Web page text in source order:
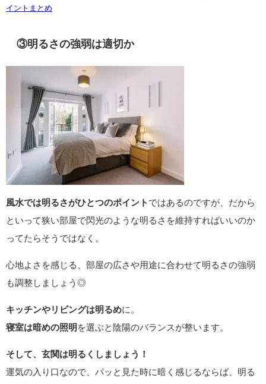
イントまとめ
③明るさの強弱は適切か
風水では明るさがひとつのポイント ではあるのですが、だから
といって狭い部屋で閃光のような明るさを維持すればいいのか
ってたらそうではなく。
心地よさを感じる、部屋の広さや用途に合わせて明るさの強弱
も調整しましょう◎
キッチンやリビングは明るめに。
寝室は暗めの照明 を選ぶと陰陽のバランスが整います。
そして、玄関は明るくしましょう！
運気の入り口なので、パッと見た時に暗く感じるならば、明る